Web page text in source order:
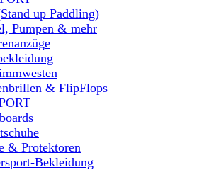
up Paddling)
Pumpen & mehr
& FlipFlops
& Protektoren
Bekleidung